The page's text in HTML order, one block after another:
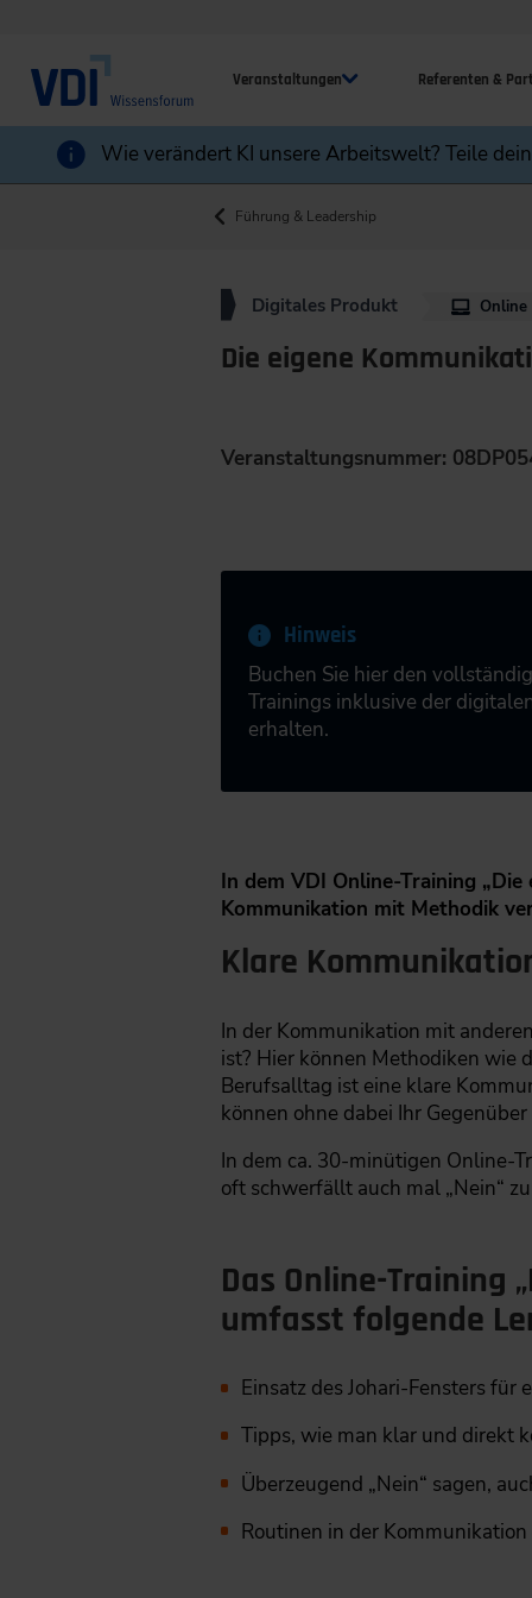
Veranstaltungen Referenten &
Wie verändert KI unsere Arbeitswelt? Teile
Führung & Leadership
Digitales Produkt Online
Die eigene
Veranstaltungsnummer:
Hinweis
Buchen Sie hier den
Trainings inklusive der
erhalten.
In dem VDI Online-Training
Kommunikation mit Methodik
Klare
In der Kommunikation mit
ist? Hier können Methodiken wie
Berufsalltag ist eine klare
können ohne dabei Ihr
In dem ca. 30-minütigen Online-
oft schwerfällt auch mal „Nein“
Das Online-Training
umfasst folgende
Einsatz des Johari-Fensters
Tipps, wie man klar und direkt
Überzeugend „Nein“ sagen,
Routinen in der